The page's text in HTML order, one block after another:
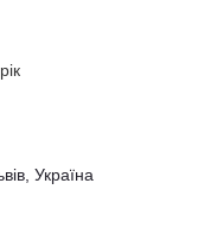
Україна